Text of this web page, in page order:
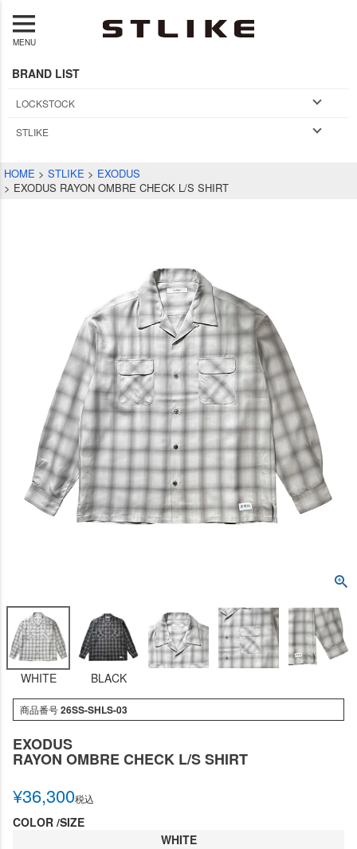
MENU
BRAND LIST
LOCKSTOCK
STLIKE
HOME STLIKE
EXODUS
EXODUS RAYON OMBRE CHECK L/S SHIRT
WHITE BLACK
商品番号26SS-SHLS-03
EXODUS
RAYON OMBRE CHECK L/S SHIRT
¥36,300税込
COLOR SIZE
WHITE